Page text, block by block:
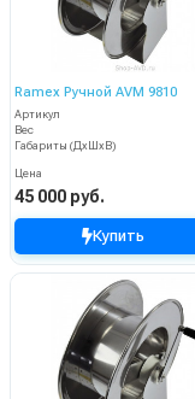
Ramex Ручной AVM 9810
Артикул
Вес
Габариты (ДхШхВ)
Цена
45 000 руб.
Купить